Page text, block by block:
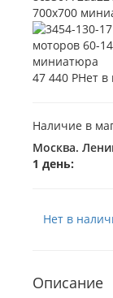
47 440 РНет в
Наличие в
Москва.
1 день:
Нет в
Описание